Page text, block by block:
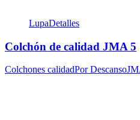
LupaDetalles
Colchón de calidad JMA 5
Colchones calidadPor